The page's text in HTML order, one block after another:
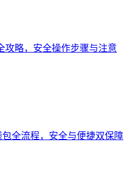
攻略，安全操作步骤与注意
全流程，安全与便捷双保障